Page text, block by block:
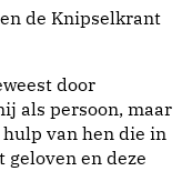
de Knipselkrant
door
als persoon, maar
van hen die in
en deze